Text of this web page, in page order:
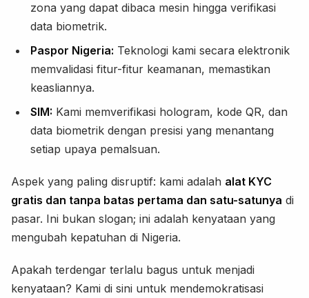
zona yang dapat dibaca mesin hingga verifikasi
data biometrik.
Paspor Nigeria: Teknologi kami secara elektronik
memvalidasi fitur-fitur keamanan, memastikan
keasliannya.
SIM: Kami memverifikasi hologram, kode QR, dan
data biometrik dengan presisi yang menantang
setiap upaya pemalsuan.
Aspek yang paling disruptif: kami adalah alat KYC
gratis dan tanpa batas pertama dan satu-satunya di
pasar. Ini bukan slogan; ini adalah kenyataan yang
mengubah kepatuhan di Nigeria.
Apakah terdengar terlalu bagus untuk menjadi
kenyataan? Kami di sini untuk mendemokratisasi